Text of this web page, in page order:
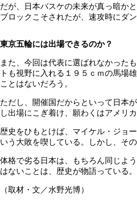
だが、日本バスケの未来が真っ暗か
ブロックこそされたが、速攻時にダ
東京五輪には出場できるのか？
また、今回は代表に選ばれなかった
トも視野に入れる１９５ｃｍの馬場
ことはないだろう。
ただし、開催国だからといって日本
し出場にこぎ着け、願わくはアメリ
歴史をひもとけば、マイケル・ジョ
いう大敗を喫している。しかし、そ
体格で劣る日本は、もちろん同じよ
はないことは、歴史が物語っている。
（取材・文／水野光博）